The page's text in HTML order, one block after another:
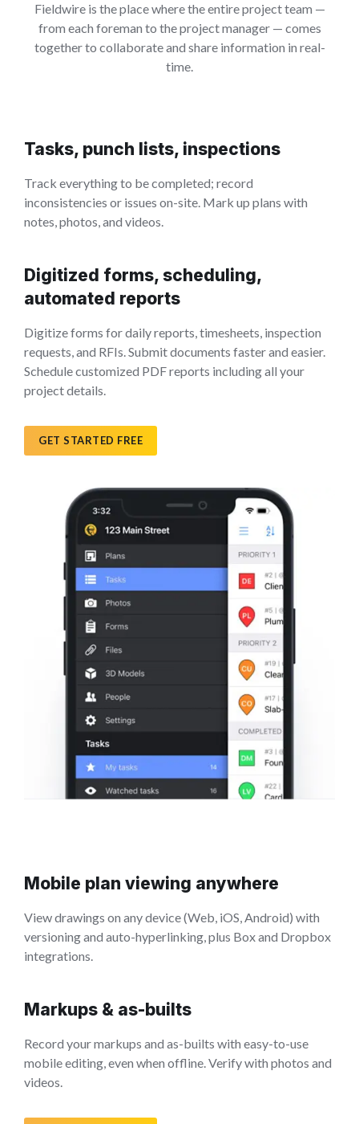
Fieldwire is the place where the entire project team —
from each foreman to the project manager — comes
together to collaborate and share information in real-
time.
Tasks, punch lists, inspections
Track everything to be completed; record
inconsistencies or issues on-site. Mark up plans with
notes, photos, and videos.
Digitized forms, scheduling,
automated reports
Digitize forms for daily reports, timesheets, inspection
requests, and RFIs. Submit documents faster and easier.
Schedule customized PDF reports including all your
project details.
GET STARTED FREE
Mobile plan viewing anywhere
View drawings on any device (Web, iOS, Android) with
versioning and auto-hyperlinking, plus Box and Dropbox
integrations.
Markups & as-builts
Record your markups and as-builts with easy-to-use
mobile editing, even when offline. Verify with photos and
videos.